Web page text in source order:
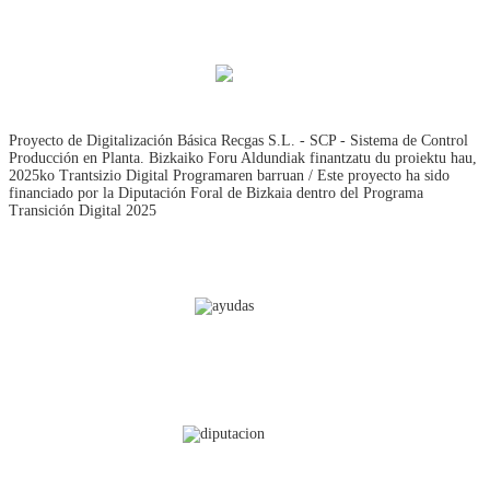
Proyecto de Digitalización Básica Recgas S.L. - SCP - Sistema de Control
Producción en Planta. Bizkaiko Foru Aldundiak finantzatu du proiektu hau,
2025ko Trantsizio Digital Programaren barruan / Este proyecto ha sido
financiado por la Diputación Foral de Bizkaia dentro del Programa
Transición Digital 2025